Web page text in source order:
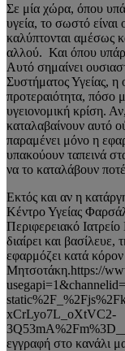
Σε μία χώρα, όπου
υγεία, το σωστό είναι
καλύπτονται αμέσως
αλλού. Και όπου
Αυτό σημαίνει
Συστήματος Υγείας, η
προτεραιότητα, πόσο
υγειονομική κρίση.
καταλαβαίνουν αυτό
παραμένει μόνο η
υπακούουν ταπεινά
να το καταλάβουν
Εκτός και αν η
Κέντρο Υγείας
Περιφερειακό Ιατρείο
διαίρει και
εφαρμόζει κατά
Μητσοτάκη.https://
xCrLyo7L_oXtVC2-
εγγραφή στο κανάλι